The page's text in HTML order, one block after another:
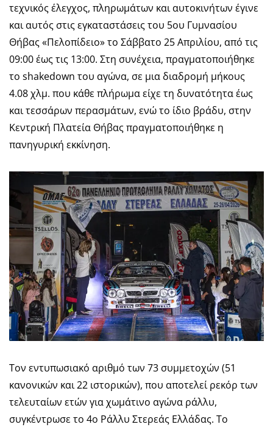
τεχνικός έλεγχος, πληρωμάτων και αυτοκινήτων έγινε
και αυτός στις εγκαταστάσεις του 5ου Γυμνασίου
Θήβας «Πελοπίδειο» το Σάββατο 25 Απριλίου, από τις
09:00 έως τις 13:00. Στη συνέχεια, πραγματοποιήθηκε
το shakedown του αγώνα, σε μια διαδρομή μήκους
4.08 χλμ. που κάθε πλήρωμα είχε τη δυνατότητα έως
και τεσσάρων περασμάτων, ενώ το ίδιο βράδυ, στην
Κεντρική Πλατεία Θήβας πραγματοποιήθηκε η
πανηγυρική εκκίνηση.
Τον εντυπωσιακό αριθμό των 73 συμμετοχών (51
κανονικών και 22 ιστορικών), που αποτελεί ρεκόρ των
τελευταίων ετών για χωμάτινο αγώνα ράλλυ,
συγκέντρωσε το 4ο Ράλλυ Στερεάς Ελλάδας. Το